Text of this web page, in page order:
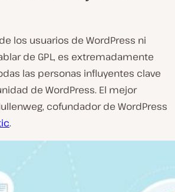
los usuarios de WordPress ni
de GPL, es extremadamente
las personas influyentes clave
de WordPress. El mejor
cofundador de WordPress
.